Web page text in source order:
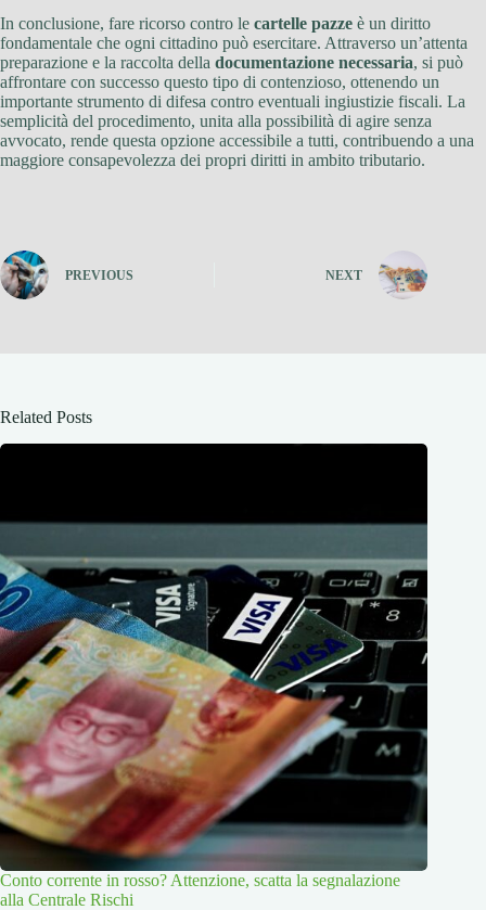
In conclusione, fare ricorso contro le cartelle pazze è un diritto
fondamentale che ogni cittadino può esercitare. Attraverso un’attenta
preparazione e la raccolta della documentazione necessaria, si può
affrontare con successo questo tipo di contenzioso, ottenendo un
importante strumento di difesa contro eventuali ingiustizie fiscali. La
semplicità del procedimento, unita alla possibilità di agire senza
avvocato, rende questa opzione accessibile a tutti, contribuendo a una
maggiore consapevolezza dei propri diritti in ambito tributario.
PREVIOUS NEXT
Related Posts
Conto corrente in rosso? Attenzione, scatta la segnalazione
alla Centrale Rischi